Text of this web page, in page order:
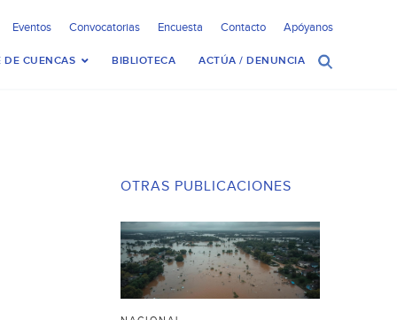
Eventos Convocatorias Encuesta Contacto Apóyanos
DE CUENCAS BIBLIOTECA ACTÚA / DENUNCIA
OTRAS PUBLICACIONES